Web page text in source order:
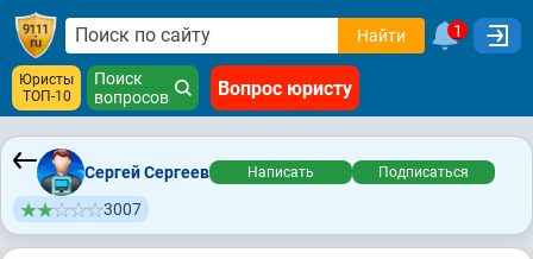
Найти 1
Юристы
ТОП-10
Поиск
вопросов
Вопрос юристу
Сергей Сергеев Написать Подписаться
3007